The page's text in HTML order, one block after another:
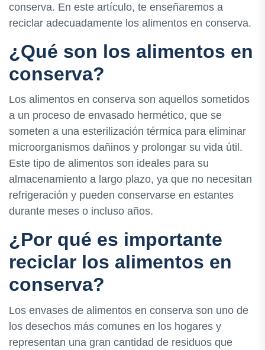
conserva. En este artículo, te enseñaremos a
reciclar adecuadamente los alimentos en conserva.
¿Qué son los alimentos en
conserva?
Los alimentos en conserva son aquellos sometidos
a un proceso de envasado hermético, que se
someten a una esterilización térmica para eliminar
microorganismos dañinos y prolongar su vida útil.
Este tipo de alimentos son ideales para su
almacenamiento a largo plazo, ya que no necesitan
refrigeración y pueden conservarse en estantes
durante meses o incluso años.
¿Por qué es importante
reciclar los alimentos en
conserva?
Los envases de alimentos en conserva son uno de
los desechos más comunes en los hogares y
representan una gran cantidad de residuos que